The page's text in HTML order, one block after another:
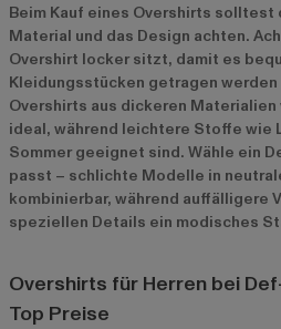
Beim Kauf eines Overshirts solltest
Material und das Design achten.
Overshirt locker sitzt, damit es
Kleidungsstücken getragen werden
Overshirts aus dickeren
ideal, während leichtere Stoffe wie
Sommer geeignet sind. Wähle ein
passt – schlichte Modelle in
kombinierbar, während auffälligere
speziellen Details ein modisches
Overshirts für Herren bei
Top Preise